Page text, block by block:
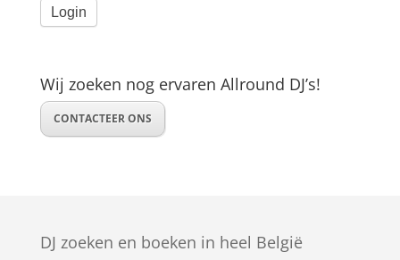
Wij zoeken nog ervaren Allround DJ’s!
CONTACTEER ONS
DJ zoeken en boeken in heel België